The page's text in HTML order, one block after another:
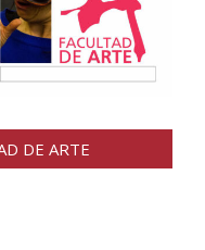
DE ARTE